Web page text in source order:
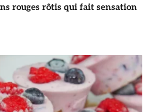
rouges rôtis qui fait sensation